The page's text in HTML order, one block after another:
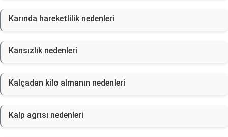
Karında hareketlilik nedenleri
Kansızlık nedenleri
Kalçadan kilo almanın nedenleri
Kalp ağrısı nedenleri